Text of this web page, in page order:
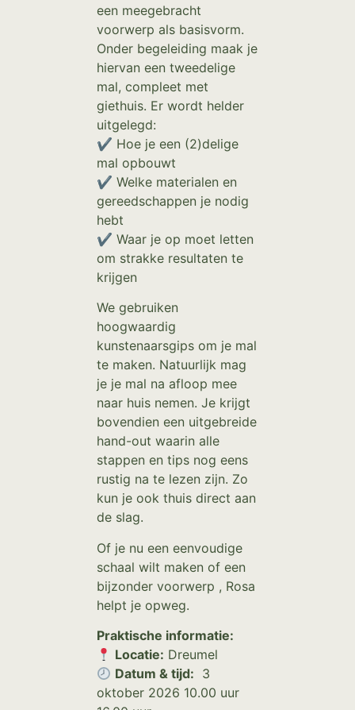
een meegebracht
voorwerp als basisvorm.
Onder begeleiding maak je
hiervan een tweedelige
mal, compleet met
giethuis. Er wordt helder
uitgelegd:
✔ Hoe je een (2)delige
mal opbouwt
✔ Welke materialen en
gereedschappen je nodig
hebt
✔ Waar je op moet letten
om strakke resultaten te
krijgen
We gebruiken
hoogwaardig
kunstenaarsgips om je mal
te maken. Natuurlijk mag
je je mal na afloop mee
naar huis nemen. Je krijgt
bovendien een uitgebreide
hand-out waarin alle
stappen en tips nog eens
rustig na te lezen zijn. Zo
kun je ook thuis direct aan
de slag.
Of je nu een eenvoudige
schaal wilt maken of een
bijzonder voorwerp , Rosa
helpt je opweg.
Praktische informatie:
Locatie: Dreumel
Datum & tijd: 3
oktober 2026 10.00 uur